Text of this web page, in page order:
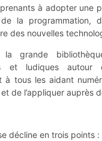
à adopter une
la programmation,
des nouvelles
grande
et ludiques autour
à tous les aidant
de l’appliquer auprès
décline en trois points :